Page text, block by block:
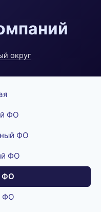
округ
ФО
ФО
ФО
ФО
ФО